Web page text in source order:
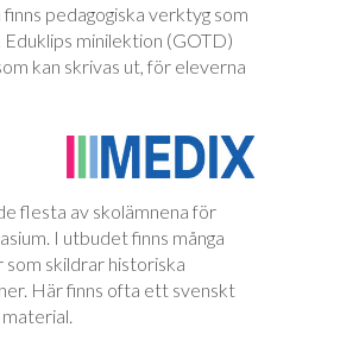
pedagogiska verktyg som
minilektion (GOTD)
kan skrivas ut, för eleverna
flesta av skolämnena för
I utbudet finns många
skildrar historiska
Här finns ofta ett svenskt